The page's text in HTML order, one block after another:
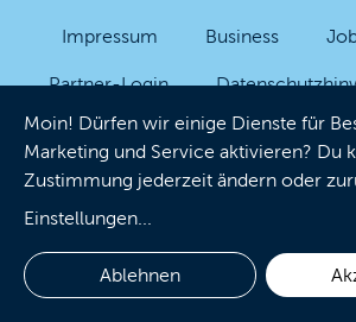
Impressum Business
Partner-Login
Barrierefreiheit
Moin! Dürfen wir einige Dienste für
Marketing und Service aktivieren? Du
Zustimmung jederzeit ändern oder
Einstellungen
Ablehnen